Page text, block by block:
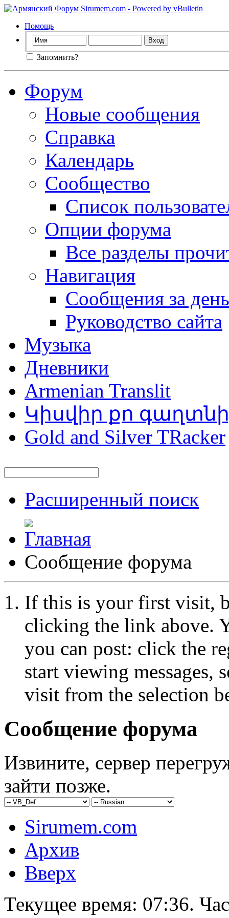
Помощь
Запомнить?
Форум
Новые сообщения
Справка
Календарь
Сообщество
Список
Опции форума
Все разделы
Навигация
Сообщения за день
Руководство сайта
Музыка
Дневники
Armenian Translit
Կիսվիր քո
Gold and Silver TRacker
Расширенный поиск
Сообщение форума
If this is your first visit,
clicking the link above.
you can post: click the
start viewing messages,
visit from the selection
Сообщение форума
Извините, сервер
зайти позже.
Sirumem.com
Архив
Вверх
Текущее время: 07:36.